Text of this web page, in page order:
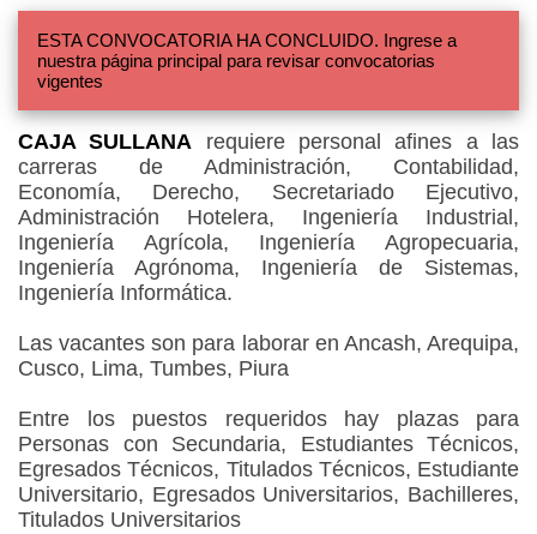
ESTA CONVOCATORIA HA CONCLUIDO. Ingrese a
nuestra página principal para revisar convocatorias
vigentes
CAJA SULLANA requiere personal afines a las
carreras de Administración, Contabilidad,
Economía, Derecho, Secretariado Ejecutivo,
Administración Hotelera, Ingeniería Industrial,
Ingeniería Agrícola, Ingeniería Agropecuaria,
Ingeniería Agrónoma, Ingeniería de Sistemas,
Ingeniería Informática.
Las vacantes son para laborar en Ancash, Arequipa,
Cusco, Lima, Tumbes, Piura
Entre los puestos requeridos hay plazas para
Personas con Secundaria, Estudiantes Técnicos,
Egresados Técnicos, Titulados Técnicos, Estudiante
Universitario, Egresados Universitarios, Bachilleres,
Titulados Universitarios